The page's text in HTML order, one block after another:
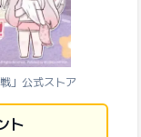
」公式ストア
ト